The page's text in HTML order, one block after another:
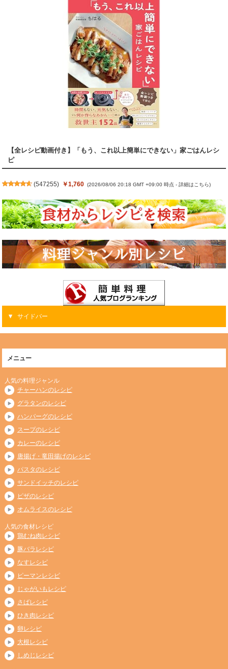
【全レシピ動画付き】「もう、これ以上簡単にできない」家ごはんレシ
ピ
(547255) ￥1,760 (2026/08/06 20:18 GMT +09:00 時点 -詳細はこちら)
サイドバー
メニュー
人気の料理ジャンル
チャーハンのレシピ
グラタンのレシピ
ハンバーグのレシピ
スープのレシピ
カレーのレシピ
唐揚げ・竜田揚げのレシピ
パスタのレシピ
サンドイッチのレシピ
ピザのレシピ
オムライスのレシピ
人気の食材レシピ
鶏むね肉レシピ
豚バラレシピ
なすレシピ
ピーマンレシピ
じゃがいもレシピ
さばレシピ
ひき肉レシピ
卵レシピ
大根レシピ
しめじレシピ